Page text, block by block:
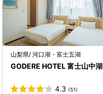
山梨県/ 河口湖・富士五湖
GODERE HOTEL 富士山中湖
4.3 (51)